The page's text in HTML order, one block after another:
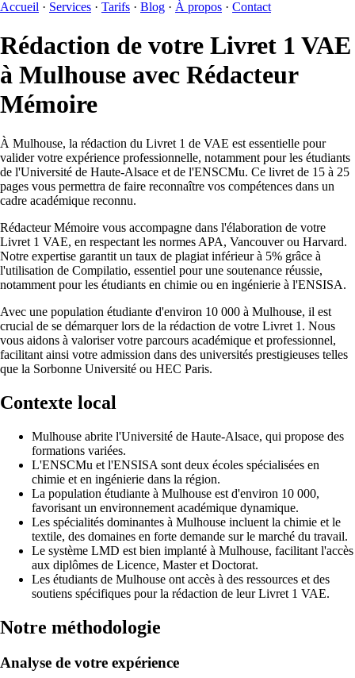
Accueil · Services · Tarifs · Blog · À propos · Contact
Rédaction de votre Livret 1 VAE
à Mulhouse avec Rédacteur
Mémoire
À Mulhouse, la rédaction du Livret 1 de VAE est essentielle pour
valider votre expérience professionnelle, notamment pour les étudiants
de l'Université de Haute-Alsace et de l'ENSCMu. Ce livret de 15 à 25
pages vous permettra de faire reconnaître vos compétences dans un
cadre académique reconnu.
Rédacteur Mémoire vous accompagne dans l'élaboration de votre
Livret 1 VAE, en respectant les normes APA, Vancouver ou Harvard.
Notre expertise garantit un taux de plagiat inférieur à 5% grâce à
l'utilisation de Compilatio, essentiel pour une soutenance réussie,
notamment pour les étudiants en chimie ou en ingénierie à l'ENSISA.
Avec une population étudiante d'environ 10 000 à Mulhouse, il est
crucial de se démarquer lors de la rédaction de votre Livret 1. Nous
vous aidons à valoriser votre parcours académique et professionnel,
facilitant ainsi votre admission dans des universités prestigieuses telles
que la Sorbonne Université ou HEC Paris.
Contexte local
Mulhouse abrite l'Université de Haute-Alsace, qui propose des
formations variées.
L'ENSCMu et l'ENSISA sont deux écoles spécialisées en
chimie et en ingénierie dans la région.
La population étudiante à Mulhouse est d'environ 10 000,
favorisant un environnement académique dynamique.
Les spécialités dominantes à Mulhouse incluent la chimie et le
textile, des domaines en forte demande sur le marché du travail.
Le système LMD est bien implanté à Mulhouse, facilitant l'accès
aux diplômes de Licence, Master et Doctorat.
Les étudiants de Mulhouse ont accès à des ressources et des
soutiens spécifiques pour la rédaction de leur Livret 1 VAE.
Notre méthodologie
Analyse de votre expérience